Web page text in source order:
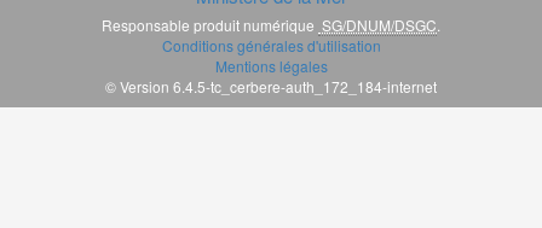
Responsable produit numérique SG/DNUM/DSGC
Conditions générales d'utilisation
Mentions légales
© Version 6.4.5-tc_cerbere-auth_172_184-internet